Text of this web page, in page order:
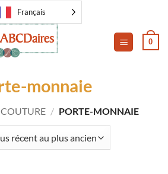
Français
0
monnaie
/ PORTE-MONNAIE